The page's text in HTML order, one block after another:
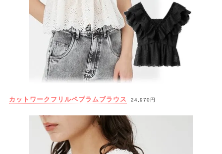
カットワークフリルペプラムブラウス 24,970円